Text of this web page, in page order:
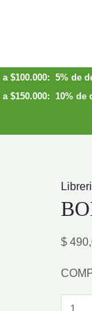
$100.000: 5% de
$150.000: 10% de
$